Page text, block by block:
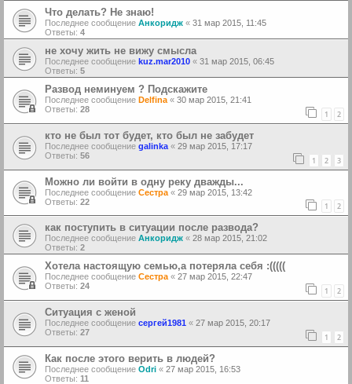
Что делать? Не знаю!
Последнее сообщение Анкоридж « 31 мар 2015, 11:45
Ответы: 4
не хочу жить не вижу смысла
Последнее сообщение kuz.mar2010 « 31 мар 2015, 06:45
Ответы: 5
Развод неминуем ? Подскажите
Последнее сообщение Delfina « 30 мар 2015, 21:41
Ответы: 28 1 2
кто не был тот будет, кто был не забудет
Последнее сообщение galinka « 29 мар 2015, 17:17
Ответы: 56 1 2 3
Можно ли войти в одну реку дважды...
Последнее сообщение Сестра « 29 мар 2015, 13:42
Ответы: 22 1 2
как поступить в ситуации после развода?
Последнее сообщение Анкоридж « 28 мар 2015, 21:02
Ответы: 2
Хотела настоящую семью,а потеряла себя :(((((
Последнее сообщение Сестра « 27 мар 2015, 22:47
Ответы: 24 1 2
Ситуация с женой
Последнее сообщение сергей1981 « 27 мар 2015, 20:17
Ответы: 27 1 2
Как после этого верить в людей?
Последнее сообщение Odri « 27 мар 2015, 16:53
Ответы: 11